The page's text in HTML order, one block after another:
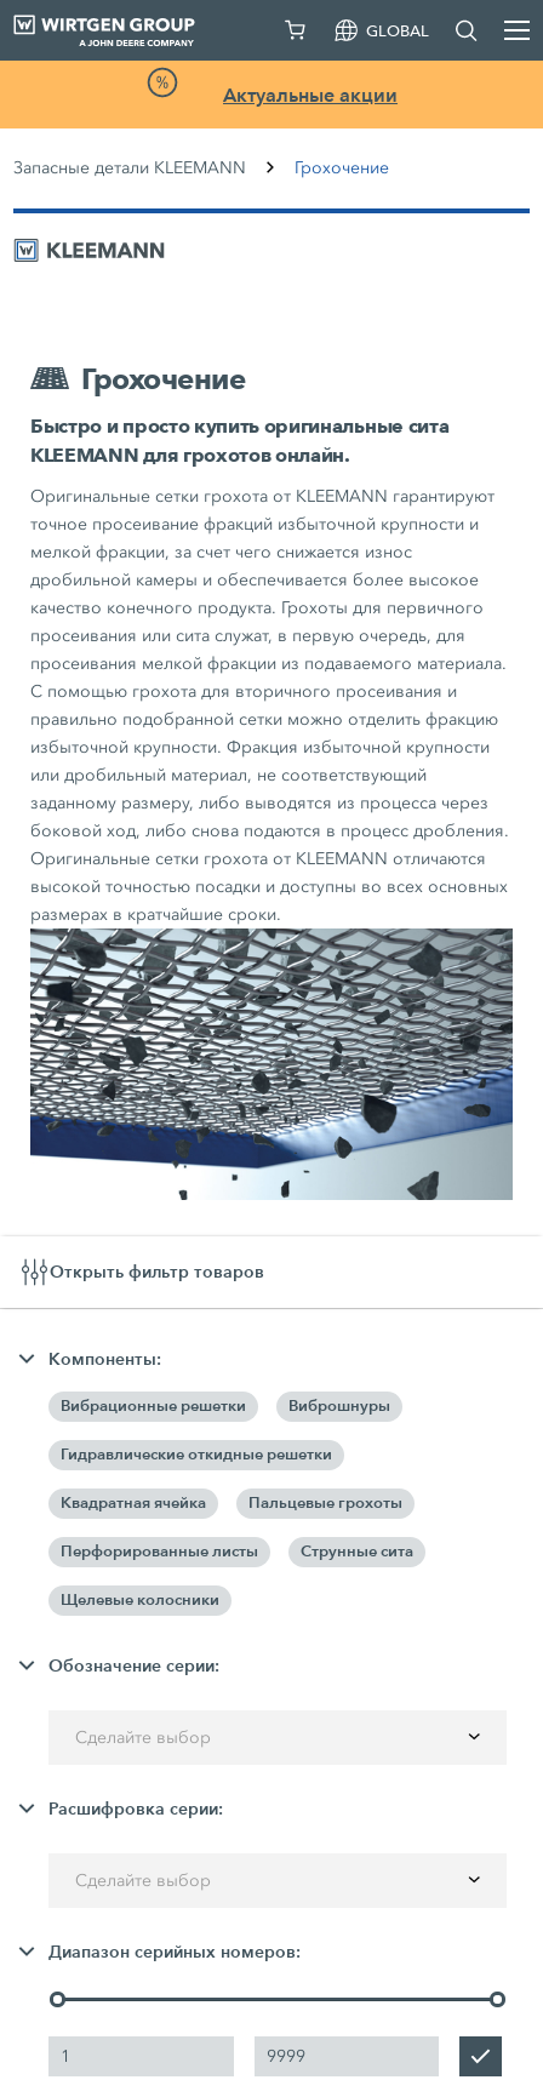
GLOBAL
Актуальные акции
Запасные детали KLEEMANN Грохочение
Грохочение
Быстро и просто купить оригинальные сита
KLEEMANN для грохотов онлайн.
Оригинальные сетки грохота от KLEEMANN гарантируют
точное просеивание фракций избыточной крупности и
мелкой фракции, за счет чего снижается износ
дробильной камеры и обеспечивается более высокое
качество конечного продукта. Грохоты для первичного
просеивания или сита служат, в первую очередь, для
просеивания мелкой фракции из подаваемого материала.
С помощью грохота для вторичного просеивания и
правильно подобранной сетки можно отделить фракцию
избыточной крупности. Фракция избыточной крупности
или дробильный материал, не соответствующий
заданному размеру, либо выводятся из процесса через
боковой ход, либо снова подаются в процесс дробления.
Оригинальные сетки грохота от KLEEMANN отличаются
высокой точностью посадки и доступны во всех основных
размерах в кратчайшие сроки.
Открыть фильтр товаров
Компоненты:
Вибрационные решетки Виброшнуры
Гидравлические откидные решетки
Квадратная ячейка Пальцевые грохоты
Перфорированные листы Струнные сита
Щелевые колосники
Обозначение серии:
Сделайте выбор
Расшифровка серии:
Сделайте выбор
Диапазон серийных номеров: